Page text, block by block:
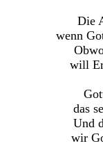
Die
wenn
will
das
Und
wir